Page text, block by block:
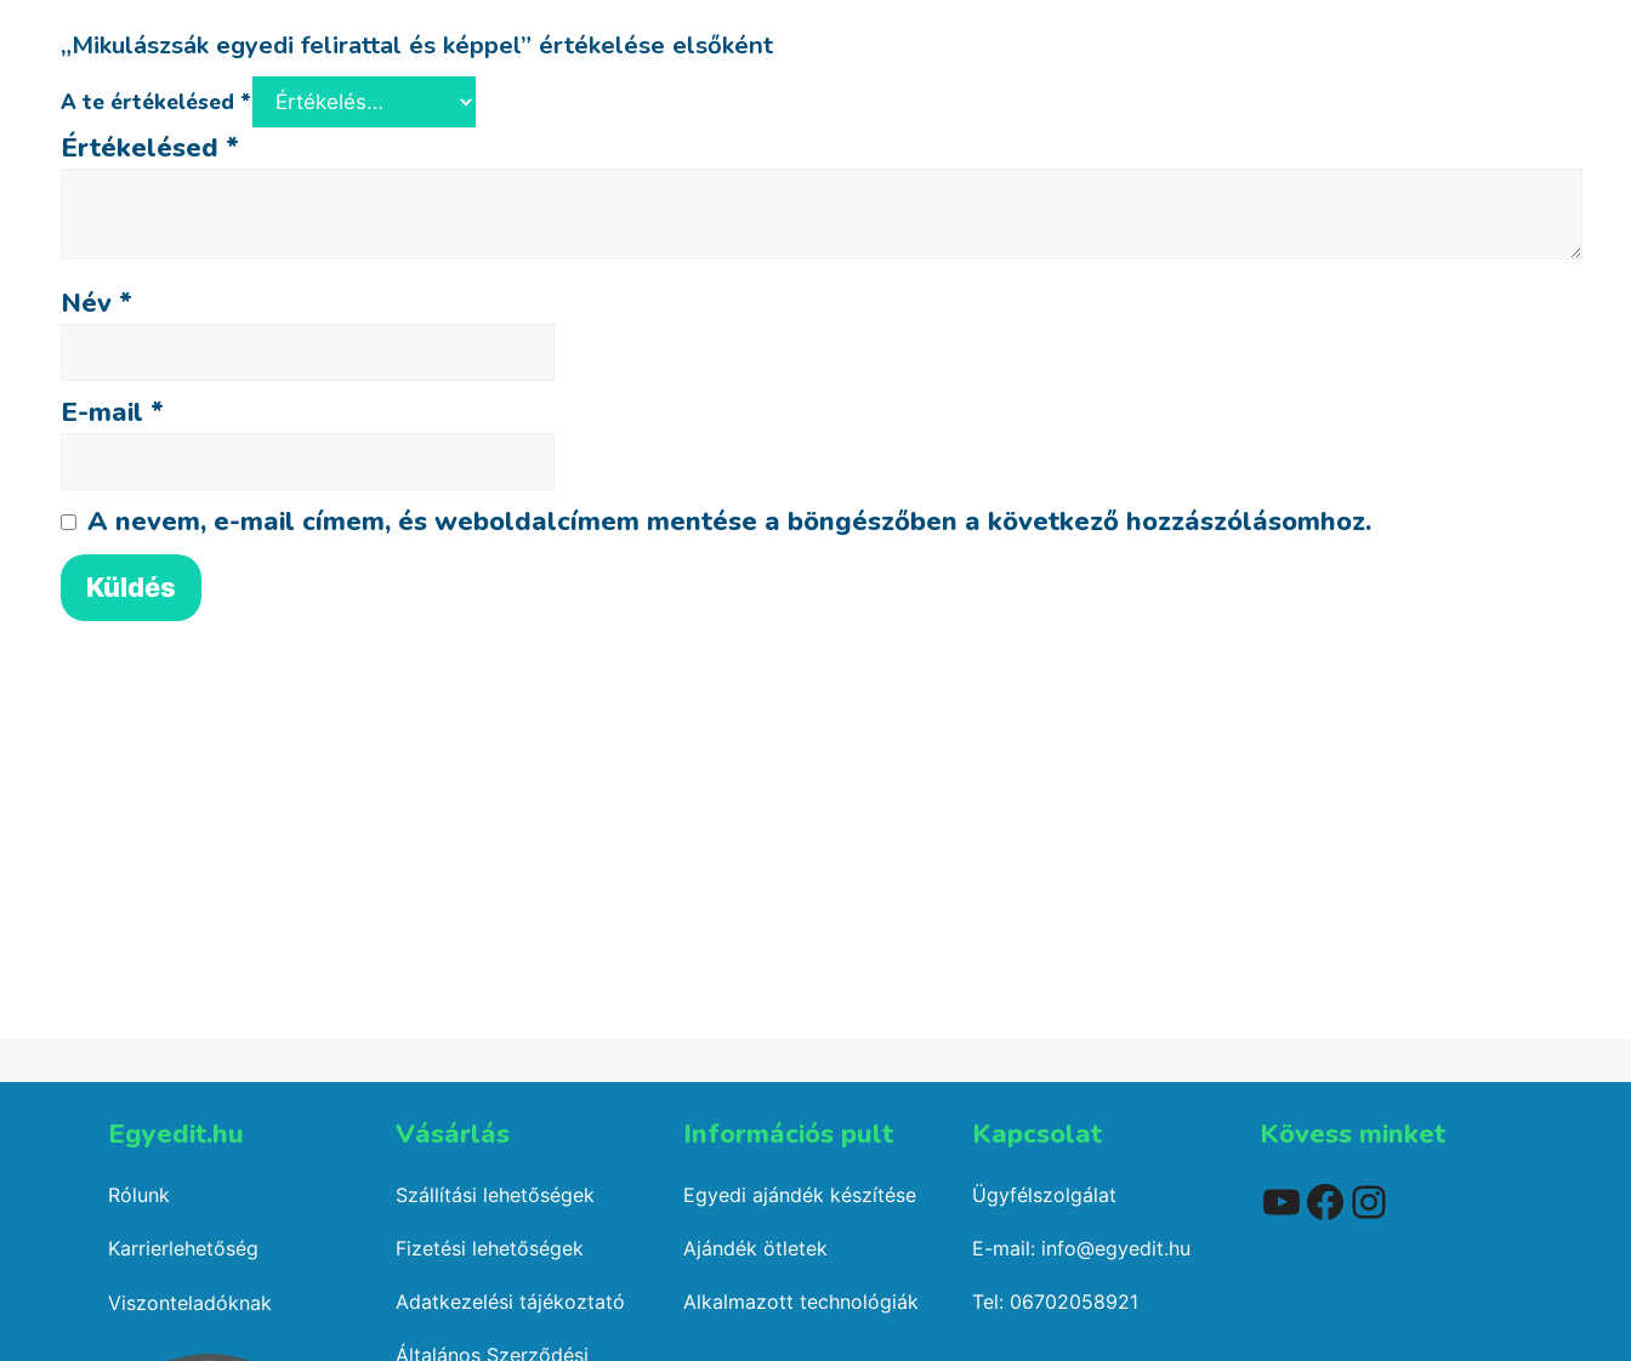
„Mikulászsák egyedi felirattal és képpel” értékelése elsőként
A te értékelésed *
Értékelésed *
Név *
E-mail *
A nevem, e-mail címem, és weboldalcímem mentése a böngészőben a következő hozzászólásomhoz.
Egyedit.hu
Rólunk
Karrierlehetőség
Viszonteladóknak
Vásárlás​
Szállítási lehetőségek
Fizetési lehetőségek
Adatkezelési tájékoztató
Általános Szerződési
Információs pult​
Egyedi ajándék készítése
Ajándék ötletek
Alkalmazott technológiák
Kapcsolat​
Ügyfélszolgálat
E-mail: info@egyedit.hu
Tel: 06702058921
Kövess minket
YouTube
Facebook
Instagram